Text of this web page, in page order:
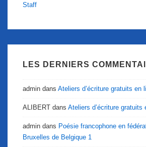
Staff
LES DERNIERS
admin dans Ateliers d’écriture gratuits en
ALIBERT dans Ateliers d’écriture gratuits
admin dans Poésie francophone en
Bruxelles de Belgique 1